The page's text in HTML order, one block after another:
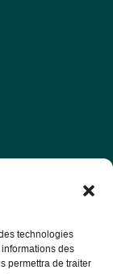
technologies
des
permettra de traiter